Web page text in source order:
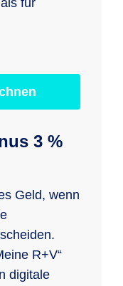
3 %
Geld, wenn
R+V“
digitale